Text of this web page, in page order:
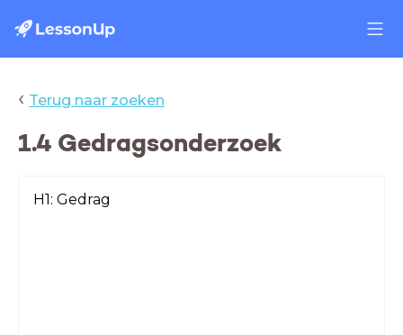
‹ Terug naar zoeken
1.4 Gedragsonderzoek
H1: Gedrag